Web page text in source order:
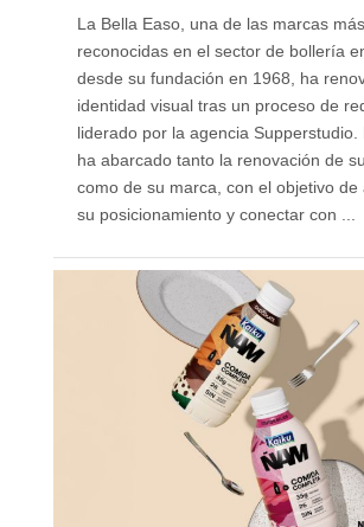
La Bella Easo, una de las marcas más
reconocidas en el sector de bollería
desde su fundación en 1968, ha
identidad visual tras un proceso de
liderado por la agencia Supperstudio.
ha abarcado tanto la renovación de
como de su marca, con el objetivo de
su posicionamiento y conectar con ...